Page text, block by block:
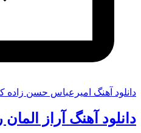
دانلود آهنگ امیرعباس حسن زاده
دانلود آهنگ آراز